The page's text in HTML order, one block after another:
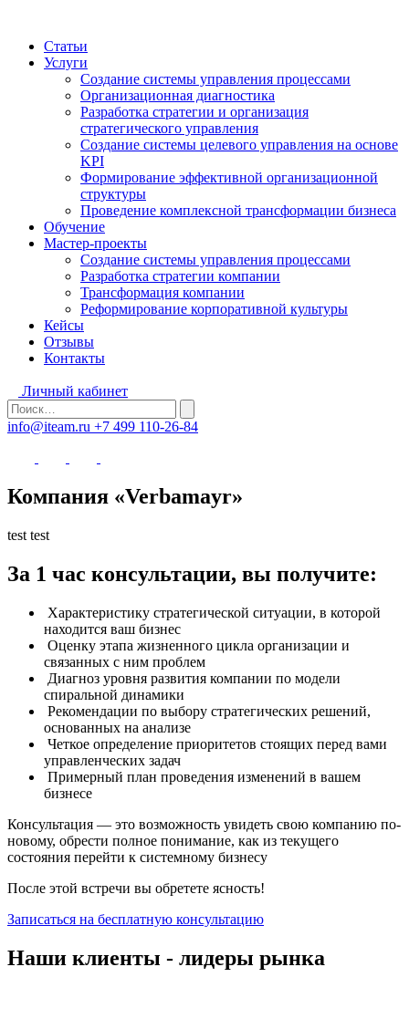
Статьи
Услуги
Создание системы управления процессами
Организационная диагностика
Разработка стратегии и организация
стратегического управления
Создание системы целевого управления на основе
KPI
Формирование эффективной организационной
структуры
Проведение комплексной трансформации бизнеса
Обучение
Мастер-проекты
Создание системы управления процессами
Разработка стратегии компании
Трансформация компании
Реформирование корпоративной культуры
Кейсы
Отзывы
Контакты
Личный кабинет
info@iteam.ru +7 499 110-26-84
Компания «Verbamayr»
test test
За 1 час консультации, вы получите:
Характеристику стратегической ситуации, в которой
находится ваш бизнес
Оценку этапа жизненного цикла организации и
связанных с ним проблем
Диагноз уровня развития компании по модели
спиральной динамики
Рекомендации по выбору стратегических решений,
основанных на анализе
Четкое определение приоритетов стоящих перед вами
управленческих задач
Примерный план проведения изменений в вашем
бизнесе
Консультация — это возможность увидеть свою компанию по-
новому, обрести полное понимание, как из текущего
состояния перейти к системному бизнесу
После этой встречи вы обретете ясность!
Записаться на бесплатную консультацию
Наши клиенты - лидеры рынка